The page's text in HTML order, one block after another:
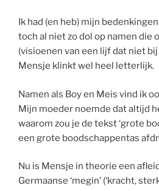
Ik had (en heb) mijn
toch al niet zo dol op namen die
(visioenen van een lijf dat niet
Mensje klinkt wel heel letterlijk.
Namen als Boy en Meis vind ik
Mijn moeder noemde dat altijd
waarom zou je de tekst ‘grote
een grote boodschappentas
Nu is Mensje in theorie een
Germaanse ‘megin’ (‘kracht,